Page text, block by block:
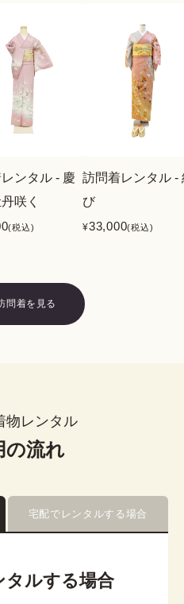
ンタル - 慶
咲く
(税込)
訪問着レンタル -
び
¥33,000(税込)
問着を見る
物レンタル
の流れ
宅配でレンタルする場合
タルする場合